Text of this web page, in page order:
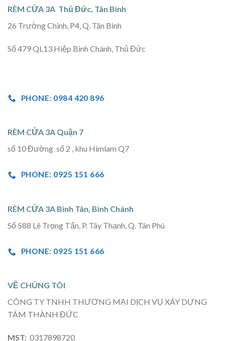
RÈM CỬA 3A Thủ Đức, Tân Bình
26 Trường Chinh, P4, Q. Tân Bình
Số 479 QL13 Hiệp Bình Chánh, Thủ Đức
PHONE: 0984 420 896
RÈM CỬA 3A Quận 7
số 10 Đường số 2 , khu Himlam Q7
PHONE: 0925 151 666
RÈM CỬA 3A Bình Tân, Bình Chánh
Số 588 Lê Trọng Tấn, P. Tây Thạnh, Q. Tân Phú
PHONE: 0925 151 666
VỀ CHÚNG TÔI
CÔNG TY TNHH THƯƠNG MẠI DỊCH VỤ XÂY DỰNG
TÂM THÀNH ĐỨC
MST: 0317898720